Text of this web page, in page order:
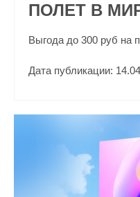
ПОЛЕТ В
Выгода до 300 руб на
Дата публикации: